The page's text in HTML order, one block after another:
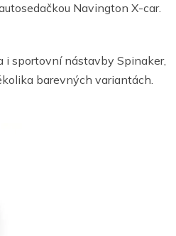
Navington X-car.
i sportovní nástavby Spinaker,
barevných variantách.